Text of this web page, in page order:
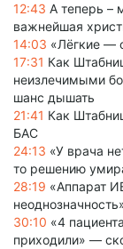
12:43 А теперь –
важнейшая
14:03 «Лёгкие —
17:31 Как
неизлечимыми
шанс дышать
21:41 Как
БАС
24:13 «У врача
то решению
28:19 «Аппарат
30:10 «4
приходили» —